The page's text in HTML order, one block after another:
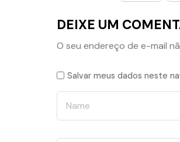
DEIXE UM
O seu endereço de e-mail
Salvar meus dados neste